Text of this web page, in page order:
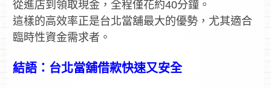
從進店到領取現金，全程僅花約40分鐘。
這樣的高效率正是台北當舖最大的優勢，尤其適合
臨時性資金需求者。
結語：台北當舖借款快速又安全